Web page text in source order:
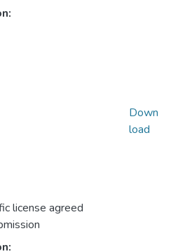
license agreed
Down
load